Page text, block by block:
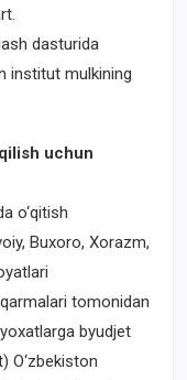
dasturida
institut mulkining
uchun
o‘qitish
Buxoro, Xorazm,
tomonidan
byudjet
O‘zbekiston